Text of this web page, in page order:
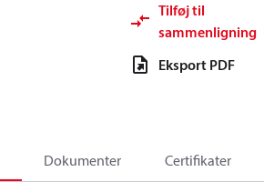
Tilføj til
sammenligning
Eksport PDF
Dokumenter Certifikater